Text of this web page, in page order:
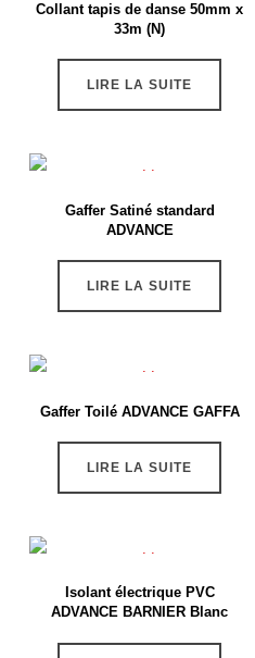
Collant tapis de danse 50mm x
33m (N)
LIRE LA SUITE
Gaffer Satiné standard
ADVANCE
LIRE LA SUITE
Gaffer Toilé ADVANCE GAFFA
LIRE LA SUITE
Isolant électrique PVC
ADVANCE BARNIER Blanc